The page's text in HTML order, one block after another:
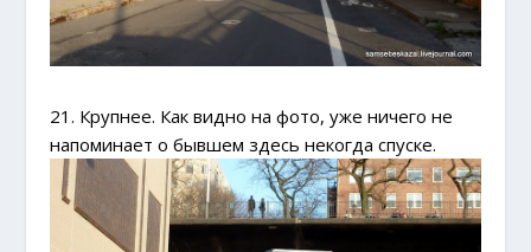
21. Крупнее. Как видно на фото, уже ничего не
напоминает о бывшем здесь некогда спуске.